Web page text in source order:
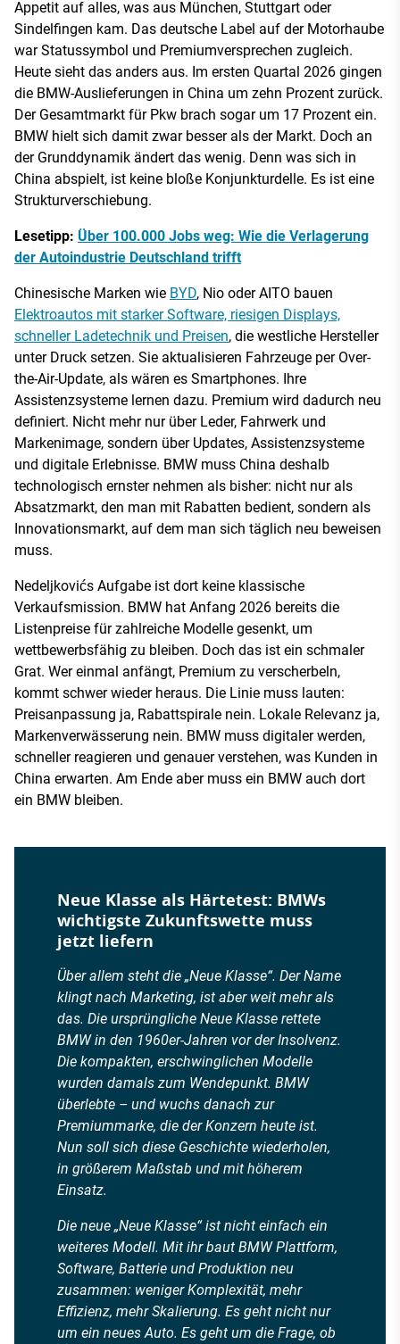
Appetit auf alles, was aus München, Stuttgart oder
Sindelfingen kam. Das deutsche Label auf der Motorhaube
war Statussymbol und Premiumversprechen zugleich.
Heute sieht das anders aus. Im ersten Quartal 2026 gingen
die BMW-Auslieferungen in China um zehn Prozent zurück.
Der Gesamtmarkt für Pkw brach sogar um 17 Prozent ein.
BMW hielt sich damit zwar besser als der Markt. Doch an
der Grunddynamik ändert das wenig. Denn was sich in
China abspielt, ist keine bloße Konjunkturdelle. Es ist eine
Strukturverschiebung.
Lesetipp: Über 100.000 Jobs weg: Wie die Verlagerung
der Autoindustrie Deutschland trifft
Chinesische Marken wie BYD, Nio oder AITO bauen
Elektroautos mit starker Software, riesigen Displays,
schneller Ladetechnik und Preisen, die westliche Hersteller
unter Druck setzen. Sie aktualisieren Fahrzeuge per Over-
the-Air-Update, als wären es Smartphones. Ihre
Assistenzsysteme lernen dazu. Premium wird dadurch neu
definiert. Nicht mehr nur über Leder, Fahrwerk und
Markenimage, sondern über Updates, Assistenzsysteme
und digitale Erlebnisse. BMW muss China deshalb
technologisch ernster nehmen als bisher: nicht nur als
Absatzmarkt, den man mit Rabatten bedient, sondern als
Innovationsmarkt, auf dem man sich täglich neu beweisen
muss.
Nedeljkovićs Aufgabe ist dort keine klassische
Verkaufsmission. BMW hat Anfang 2026 bereits die
Listenpreise für zahlreiche Modelle gesenkt, um
wettbewerbsfähig zu bleiben. Doch das ist ein schmaler
Grat. Wer einmal anfängt, Premium zu verscherbeln,
kommt schwer wieder heraus. Die Linie muss lauten:
Preisanpassung ja, Rabattspirale nein. Lokale Relevanz ja,
Markenverwässerung nein. BMW muss digitaler werden,
schneller reagieren und genauer verstehen, was Kunden in
China erwarten. Am Ende aber muss ein BMW auch dort
ein BMW bleiben.
Neue Klasse als Härtetest: BMWs
wichtigste Zukunftswette muss
jetzt liefern
Über allem steht die „Neue Klasse“. Der Name
klingt nach Marketing, ist aber weit mehr als
das. Die ursprüngliche Neue Klasse rettete
BMW in den 1960er-Jahren vor der Insolvenz.
Die kompakten, erschwinglichen Modelle
wurden damals zum Wendepunkt. BMW
überlebte – und wuchs danach zur
Premiummarke, die der Konzern heute ist.
Nun soll sich diese Geschichte wiederholen,
in größerem Maßstab und mit höherem
Einsatz.
Die neue „Neue Klasse“ ist nicht einfach ein
weiteres Modell. Mit ihr baut BMW Plattform,
Software, Batterie und Produktion neu
zusammen: weniger Komplexität, mehr
Effizienz, mehr Skalierung. Es geht nicht nur
um ein neues Auto. Es geht um die Frage, ob